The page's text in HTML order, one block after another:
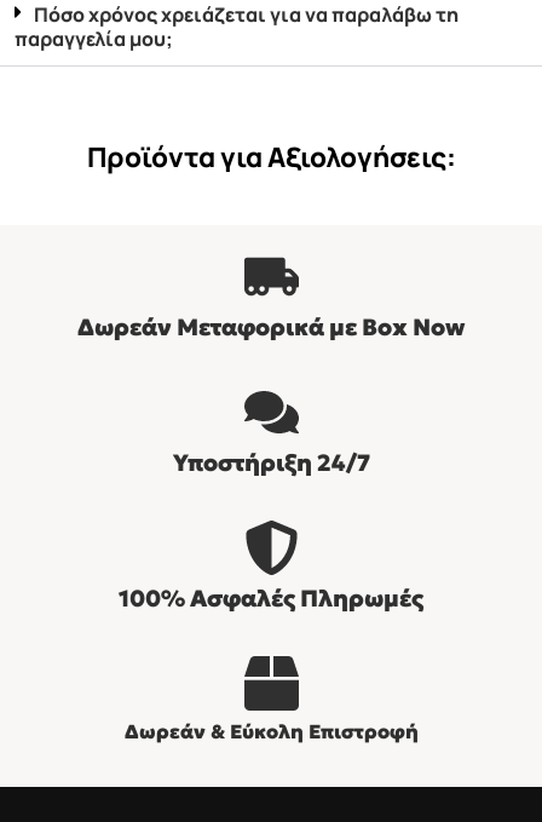
Πόσο χρόνος χρειάζεται για να παραλάβω τη
παραγγελία μου;
Προϊόντα για Αξιολογήσεις:
Δωρεάν Μεταφορικά με Βοx Now
Υποστήριξη 24/7
100% Ασφαλές Πληρωμές
Δωρεάν & Εύκολη Επιστροφή